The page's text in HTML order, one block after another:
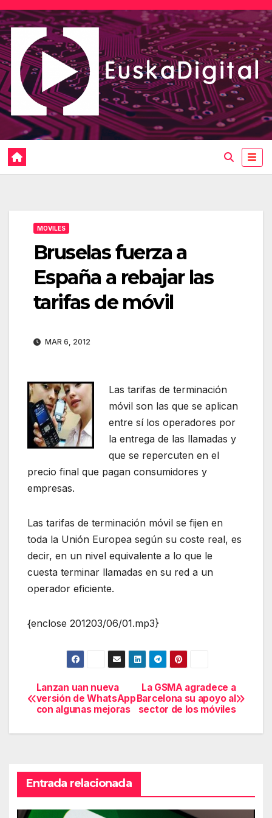
Saltar
al
contenido
MOVILES
Bruselas fuerza a
España a rebajar las
tarifas de móvil
MAR 6, 2012
Las tarifas de terminación
móvil son las que se aplican
entre sí los operadores por
la entrega de las llamadas y
que se repercuten en el
precio final que pagan consumidores y
empresas.
Las tarifas de terminación móvil se fijen en
toda la Unión Europea según su coste real, es
decir, en un nivel equivalente a lo que le
cuesta terminar llamadas en su red a un
operador eficiente.
{enclose 201203/06/01.mp3}
Navegación
de
La GSMA agradece a
Barcelona su apoyo al
sector de los móviles
Lanzan uan nueva
versión de WhatsApp
con algunas mejoras
Entrada relacionada